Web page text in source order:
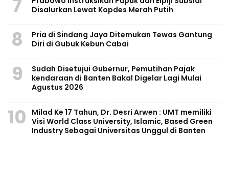
7
Disalurkan Lewat Kopdes Merah Putih
8
Pria di Sindang Jaya Ditemukan Tewas Gantung
Diri di Gubuk Kebun Cabai
9
Sudah Disetujui Gubernur, Pemutihan Pajak
kendaraan di Banten Bakal Digelar Lagi Mulai
Agustus 2026
10
Milad Ke 17 Tahun, Dr. Desri Arwen : UMT memiliki
Visi World Class University, Islamic, Based Green
Industry Sebagai Universitas Unggul di Banten